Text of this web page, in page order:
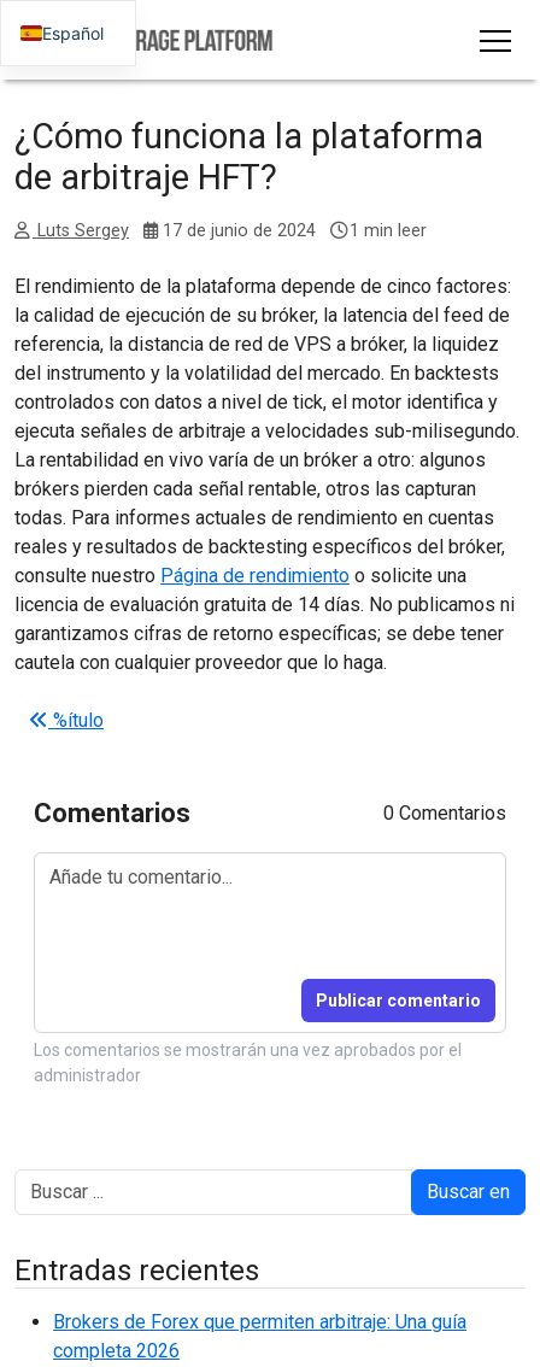
¿Cómo funciona la plataforma
de arbitraje HFT?
Luts Sergey 17 de junio de 2024 1 min leer
El rendimiento de la plataforma depende de cinco factores:
la calidad de ejecución de su bróker, la latencia del feed de
referencia, la distancia de red de VPS a bróker, la liquidez
del instrumento y la volatilidad del mercado. En backtests
controlados con datos a nivel de tick, el motor identifica y
ejecuta señales de arbitraje a velocidades sub-milisegundo.
La rentabilidad en vivo varía de un bróker a otro: algunos
brókers pierden cada señal rentable, otros las capturan
todas. Para informes actuales de rendimiento en cuentas
reales y resultados de backtesting específicos del bróker,
consulte nuestro Página de rendimiento o solicite una
licencia de evaluación gratuita de 14 días. No publicamos ni
garantizamos cifras de retorno específicas; se debe tener
cautela con cualquier proveedor que lo haga.
Navegación posterior
%ítulo
Comentarios 0 Comentarios
Publicar comentario
Los comentarios se mostrarán una vez aprobados por el
administrador
Buscar en
Entradas recientes
Brokers de Forex que permiten arbitraje: Una guía
completa 2026
Español